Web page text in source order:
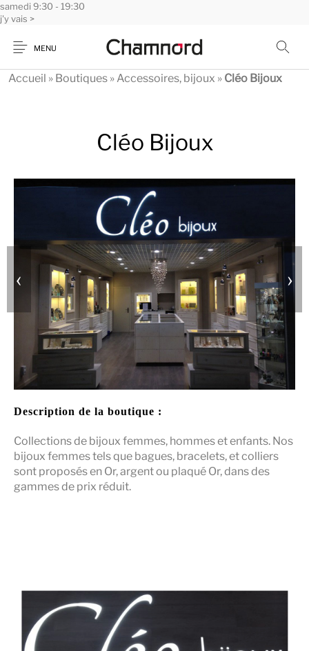
samedi 9:30 - 19:30
j'y vais >
MENU
Accueil » Boutiques » Accessoires, bijoux » Cléo Bijoux
Cléo Bijoux
‹ ›
Description de la boutique :
Collections de bijoux femmes, hommes et enfants. Nos
bijoux femmes tels que bagues, bracelets, et colliers
sont proposés en Or, argent ou plaqué Or, dans des
gammes de prix réduit.
Panneau de gestion des cookies